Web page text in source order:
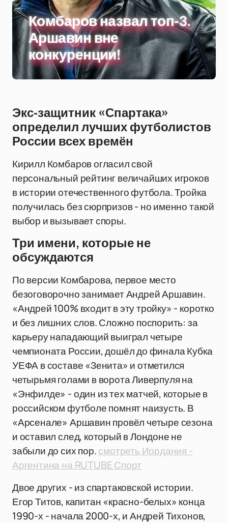
Комбаров назвал топ-3.
Аршавин вне
конкуренции!
Экс-защитник «Спартака»
определил лучших футболистов
России всех времён
Кирилл Комбаров огласил свой
персональный рейтинг величайших игроков
в истории отечественного футбола. Тройка
получилась без сюрпризов - но именно такой
выбор и вызывает споры.
Три имени, которые не
обсуждаются
По версии Комбарова, первое место
безоговорочно занимает Андрей Аршавин.
«Андрей 100% входит в эту тройку» - коротко
и без лишних слов. Сложно поспорить: за
карьеру нападающий выиграл четыре
чемпионата России, дошёл до финала Кубка
УЕФА в составе «Зенита» и отметился
четырьмя голами в ворота Ливерпуля на
«Энфилде» - один из тех матчей, которые в
российском футболе помнят наизусть. В
«Арсенале» Аршавин провёл четыре сезона
и оставил след, который в Лондоне не
забыли до сих пор.смотреть Иордания -
Аргентина на RUTUBE Спорт
Двое других - из спартаковской истории.
Егор Титов, капитан «красно-белых» конца
1990-х - начала 2000-х, и Андрей Тихонов,